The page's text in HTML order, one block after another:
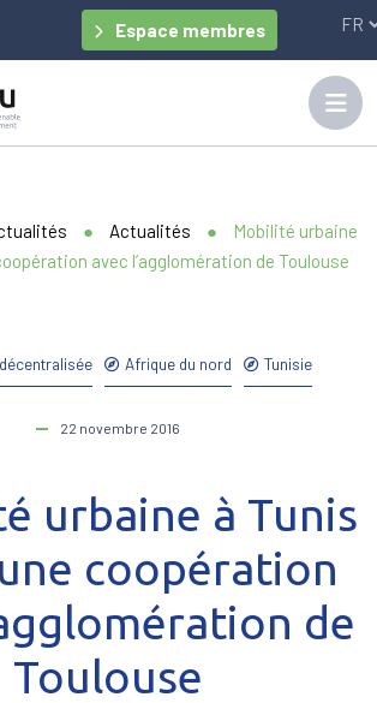
Espace membres
● Actualités ●
Mobilité urbaine
avec l’agglomération de Toulouse
Afrique du nord Tunisie
22 novembre 2016
urbaine à Tunis
coopération
de
Toulouse
cookies